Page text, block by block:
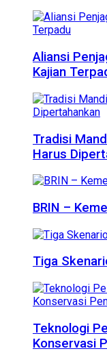
Aliansi
Kajian
Tradisi
Harus
BRIN –
Tiga
Teknologi
Konservasi